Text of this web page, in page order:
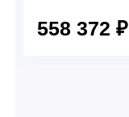
558 372 ₽